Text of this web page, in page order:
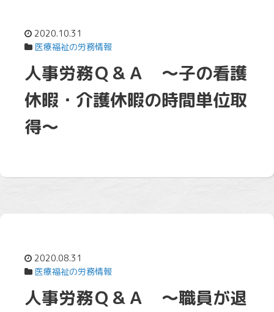
2020.10.31
医療福祉の労務情報
人事労務Ｑ＆Ａ ～子の看護
休暇・介護休暇の時間単位取
得～
2020.08.31
医療福祉の労務情報
人事労務Ｑ＆Ａ ～職員が退